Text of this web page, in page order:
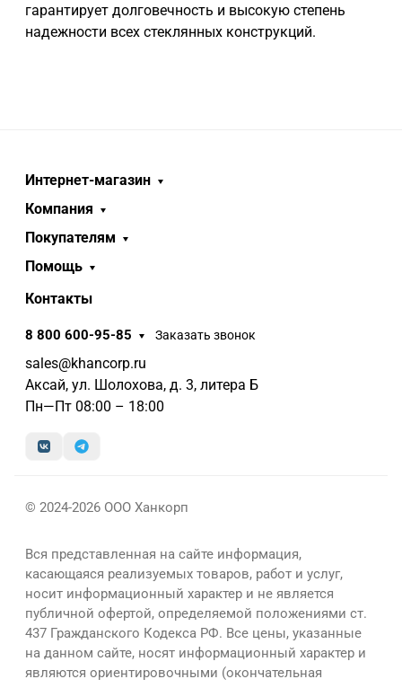
гарантирует долговечность и высокую степень
надежности всех стеклянных конструкций.
Интернет-магазин
Компания
Покупателям
Помощь
Контакты
8 800 600-95-85 Заказать звонок
sales@khancorp.ru
Аксай, ул. Шолохова, д. 3, литера Б
Пн—Пт 08:00 – 18:00
© 2024-2026 ООО Ханкорп
Вся представленная на сайте информация,
касающаяся реализуемых товаров, работ и услуг,
носит информационный характер и не является
публичной офертой, определяемой положениями ст.
437 Гражданского Кодекса РФ. Все цены, указанные
на данном сайте, носят информационный характер и
являются ориентировочными (окончательная